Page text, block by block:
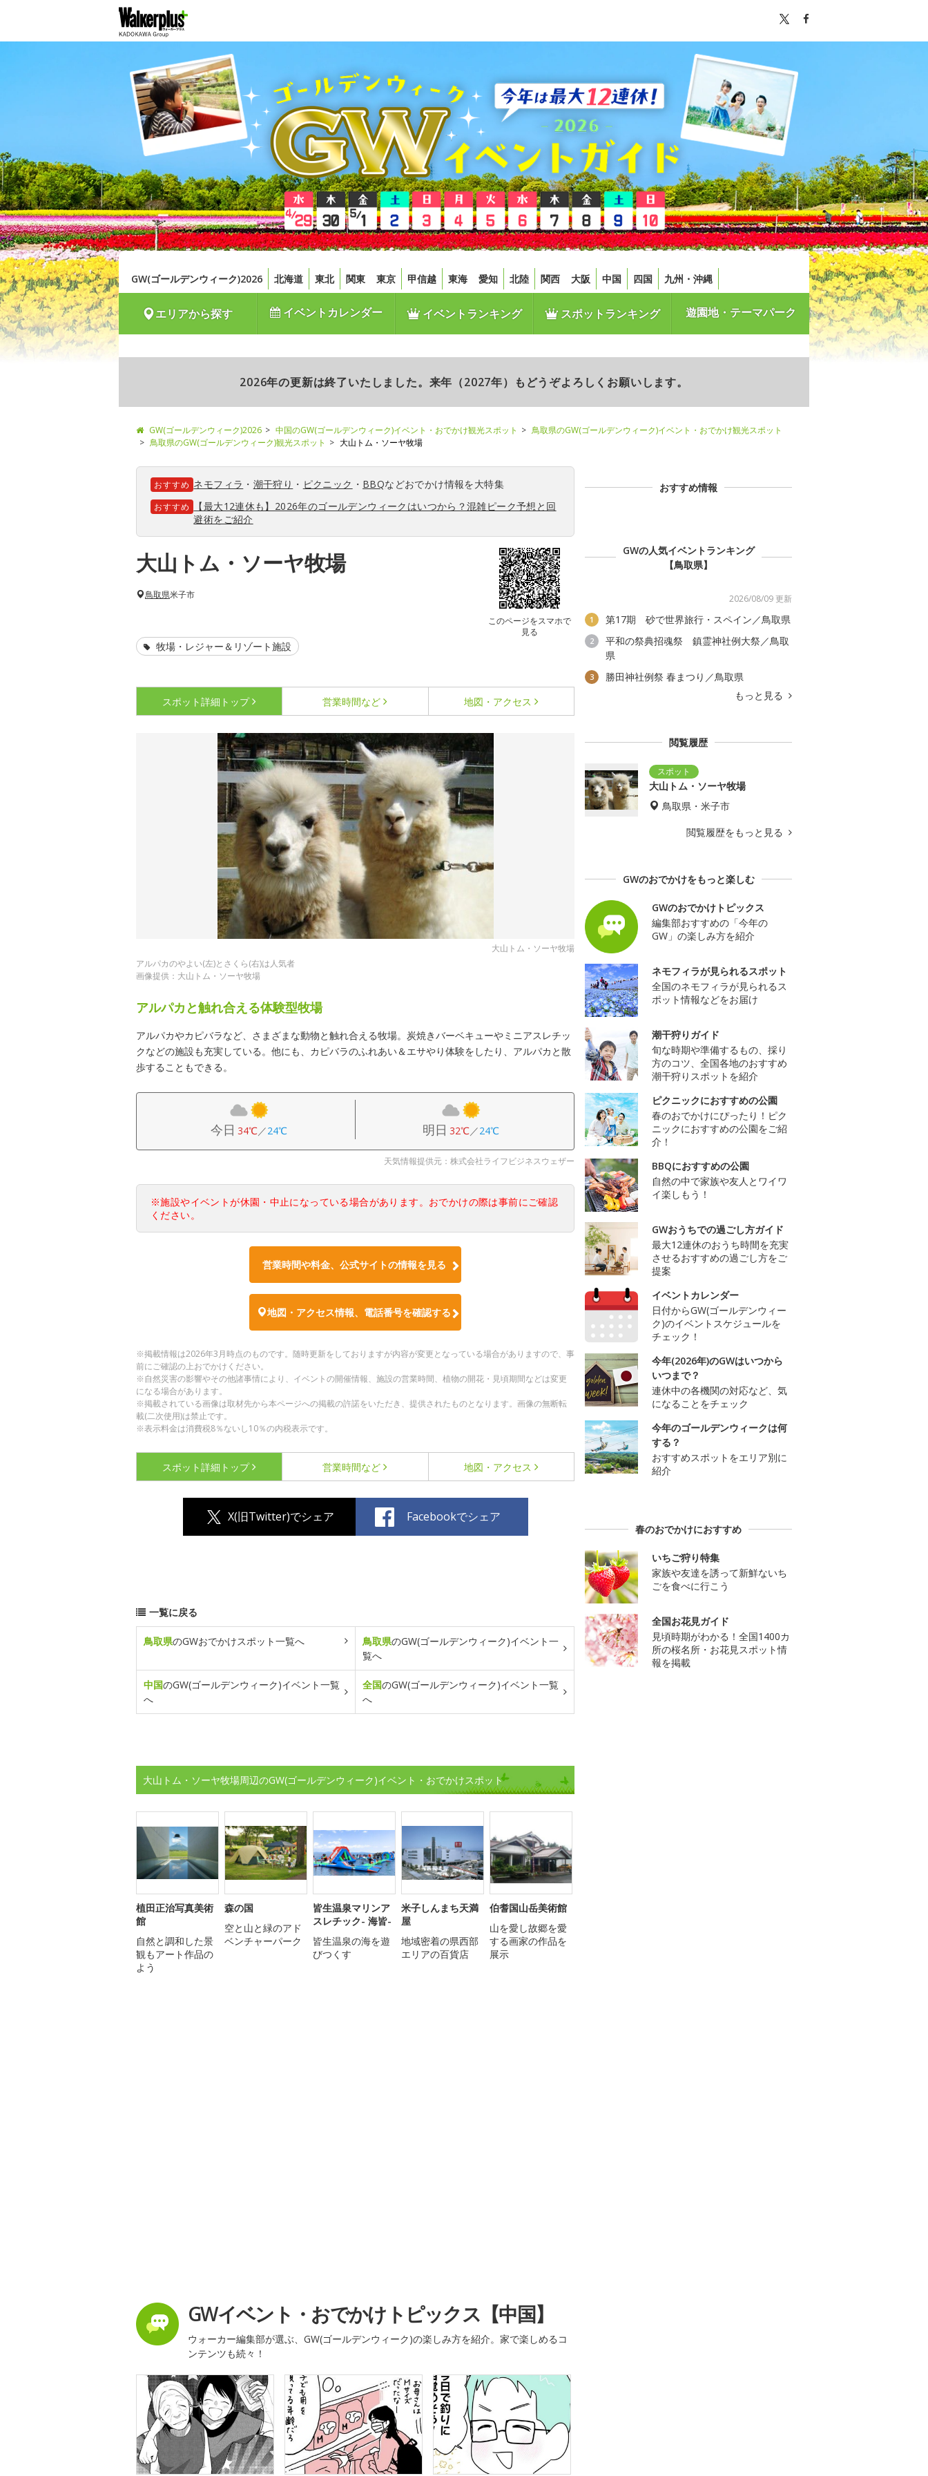
GW(ゴールデンウィーク)2026 北海道 東北 関東 東京 甲信越 東海 愛知 北陸 関西 大阪 中国 四国 九州・沖縄
エリアから探す イベントカレンダー イベントランキング スポットランキング 遊園地・テーマパーク
2026年の更新は終了いたしました。来年（2027年）もどうぞよろしくお願いします。
GW(ゴールデンウィーク)2026 中国のGW(ゴールデンウィーク)イベント・おでかけ観光スポット
鳥取県のGW(ゴールデンウィーク)イベント・おでかけ観光スポット
鳥取県のGW(ゴールデンウィーク)観光スポット
大山トム・ソーヤ牧場
おすすめ ネモフィラ ・ 潮干狩り ・ ピクニック ・ BBQなどおでかけ情報を大特集
おすすめ
【最大12連休も】2026年のゴールデンウィークはいつから？混雑ピーク予想と回
避術をご紹介
大山トム・ソーヤ牧場
このページをスマホで
見る
鳥取県米子市
牧場・レジャー＆リゾート施設
スポット詳細 トップ 営業時間など 地図・アクセス
大山トム・ソーヤ牧場
アルパカのやよい(左)とさくら(右)は人気者
画像提供：大山トム・ソーヤ牧場
アルパカと触れ合える体験型牧場
アルパカやカピバラなど、さまざまな動物と触れ合える牧場。炭焼きバーベキューやミニアスレチッ
クなどの施設も充実している。他にも、カピバラのふれあい＆エサやり体験をしたり、アルパカと散
歩することもできる。
今日 34℃／24℃ 明日 32℃／24℃
天気情報提供元：株式会社ライフビジネスウェザー
※施設やイベントが休園・中止になっている場合があります。おでかけの際は事前にご確認
ください。
営業時間や料金、公式サイトの情報を見る
地図・アクセス情報、電話番号を確認する
※掲載情報は2026年3月時点のものです。随時更新をしておりますが内容が変更となっている場合がありますので、事
前にご確認の上おでかけください。
※自然災害の影響やその他諸事情により、イベントの開催情報、施設の営業時間、植物の開花・見頃期間などは変更
になる場合があります。
※掲載されている画像は取材先から本ページへの掲載の許諾をいただき、提供されたものとなります。画像の無断転
載(二次使用)は禁止です。
※表示料金は消費税8％ないし10％の内税表示です。
スポット詳細 トップ 営業時間など 地図・アクセス
X(旧Twitter)でシェア Facebookでシェア
一覧に戻る
鳥取県のGWおでかけスポット一覧へ 鳥取県のGW(ゴールデンウィーク)イベント一
覧へ
中国のGW(ゴールデンウィーク)イベント一覧
へ
全国のGW(ゴールデンウィーク)イベント一覧
へ
大山トム・ソーヤ牧場周辺のGW(ゴールデンウィーク)イベント・おでかけスポット
植田正治写真美術
館
自然と調和した景
観もアート作品の
よう
森の国
空と山と緑のアド
ベンチャーパーク
皆生温泉マリンア
スレチック- 海皆-
皆生温泉の海を遊
びつくす
米子しんまち天満
屋
地域密着の県西部
エリアの百貨店
伯耆国山岳美術館
山を愛し故郷を愛
する画家の作品を
展示
GWイベント・おでかけトピックス【中国】
ウォーカー編集部が選ぶ、GW(ゴールデンウィーク)の楽しみ方を紹介。家で楽しめるコ
ンテンツも続々！
おすすめ情報
GWの人気イベントランキング
【鳥取県】
2026/08/09 更新
1 第17期 砂で世界旅行・スペイン／鳥取県
2
平和の祭典招魂祭 鎮霊神社例大祭／鳥取
県
3
勝田神社例祭 春まつり／鳥取県
もっと見る
閲覧履歴
大山トム・ソーヤ牧場
鳥取県・米子市
閲覧履歴をもっと見る
GWのおでかけをもっと楽しむ
GWのおでかけトピックス
編集部おすすめの「今年の
GW」の楽しみ方を紹介
ネモフィラが見られるスポット
全国のネモフィラが見られるス
ポット情報などをお届け
潮干狩りガイド
旬な時期や準備するもの、採り
方のコツ、全国各地のおすすめ
潮干狩りスポットを紹介
ピクニックにおすすめの公園
春のおでかけにぴったり！ピク
ニックにおすすめの公園をご紹
介！
BBQにおすすめの公園
自然の中で家族や友人とワイワ
イ楽しもう！
GWおうちでの過ごし方ガイド
最大12連休のおうち時間を充実
させるおすすめの過ごし方をご
提案
イベントカレンダー
日付からGW(ゴールデンウィー
ク)のイベントスケジュールを
チェック！
今年(2026年)のGWはいつから
いつまで？
連休中の各機関の対応など、気
になることをチェック
今年のゴールデンウィークは何
する？
おすすめスポットをエリア別に
紹介
春のおでかけにおすすめ
いちご狩り特集
家族や友達を誘って新鮮ないち
ごを食べに行こう
全国お花見ガイド
見頃時期がわかる！全国1400カ
所の桜名所・お花見スポット情
報を掲載